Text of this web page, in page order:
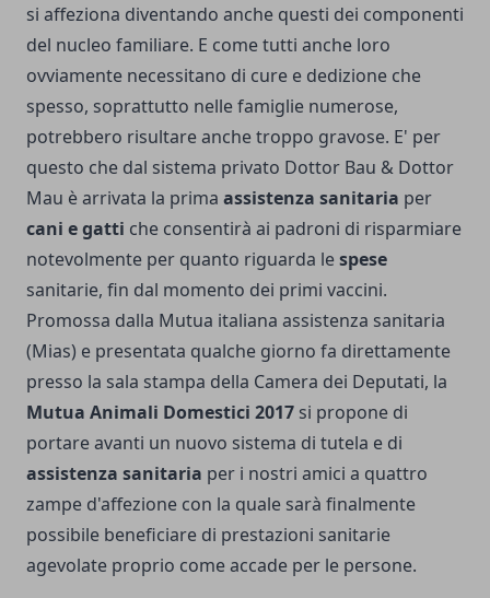
si affeziona diventando anche questi dei componenti
del nucleo familiare. E come tutti anche loro
ovviamente necessitano di cure e dedizione che
spesso, soprattutto nelle famiglie numerose,
potrebbero risultare anche troppo gravose. E' per
questo che dal sistema privato Dottor Bau & Dottor
Mau è arrivata la prima assistenza sanitaria per
cani e gatti che consentirà ai padroni di risparmiare
notevolmente per quanto riguarda lespese
sanitarie, fin dal momento dei primi vaccini.
Promossa dalla Mutua italiana assistenza sanitaria
(Mias) e presentata qualche giorno fa direttamente
presso la sala stampa della Camera dei Deputati, la
Mutua Animali Domestici 2017 si propone di
portare avanti un nuovo sistema di tutela e di
assistenza sanitaria per i nostri amici a quattro
zampe d'affezione con la quale sarà finalmente
possibile beneficiare di prestazioni sanitarie
agevolate proprio come accade per le persone.